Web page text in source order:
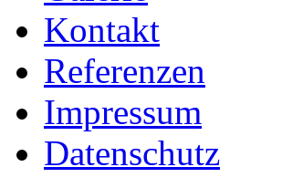
Kontakt
Referenzen
Impressum
Datenschutz